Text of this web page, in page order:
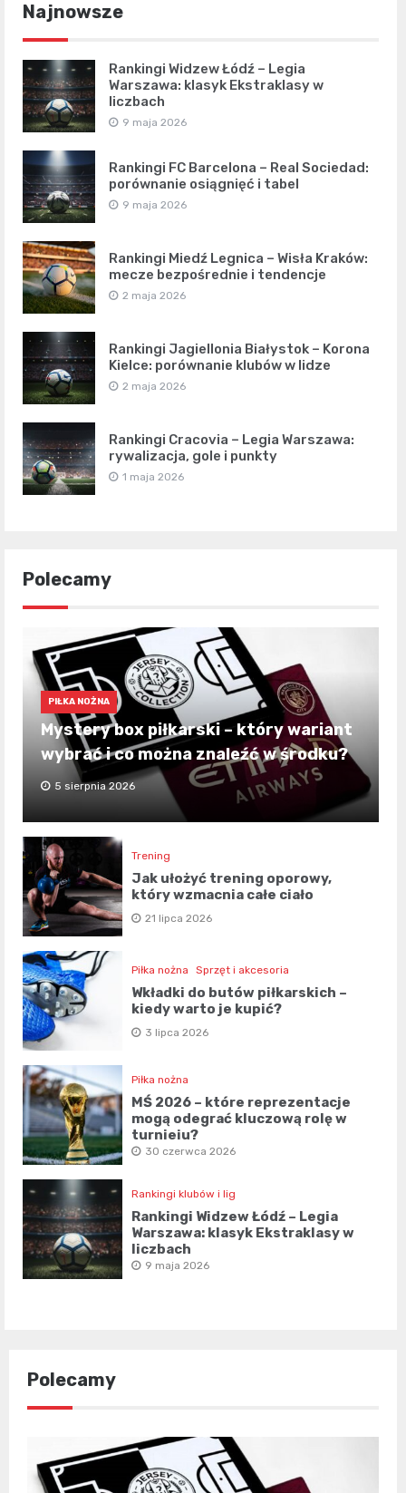
Najnowsze
Rankingi Widzew Łódź – Legia
Warszawa: klasyk Ekstraklasy w
liczbach
9 maja 2026
Rankingi FC Barcelona – Real Sociedad:
porównanie osiągnięć i tabel
9 maja 2026
Rankingi Miedź Legnica – Wisła Kraków:
mecze bezpośrednie i tendencje
2 maja 2026
Rankingi Jagiellonia Białystok – Korona
Kielce: porównanie klubów w lidze
2 maja 2026
Rankingi Cracovia – Legia Warszawa:
rywalizacja, gole i punkty
1 maja 2026
Polecamy
PIŁKA NOŻNA
Mystery box piłkarski – który wariant
wybrać i co można znaleźć w środku?
5 sierpnia 2026
Trening
Jak ułożyć trening oporowy,
który wzmacnia całe ciało
21 lipca 2026
Piłka nożna Sprzęt i akcesoria
Wkładki do butów piłkarskich –
kiedy warto je kupić?
3 lipca 2026
Piłka nożna
MŚ 2026 – które reprezentacje
mogą odegrać kluczową rolę w
turnieju?
30 czerwca 2026
Rankingi klubów i lig
Rankingi Widzew Łódź – Legia
Warszawa: klasyk Ekstraklasy w
liczbach
9 maja 2026
Polecamy